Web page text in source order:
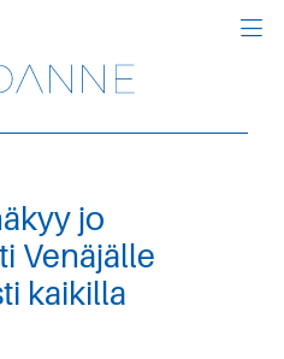
jo
Venäjälle
kaikilla